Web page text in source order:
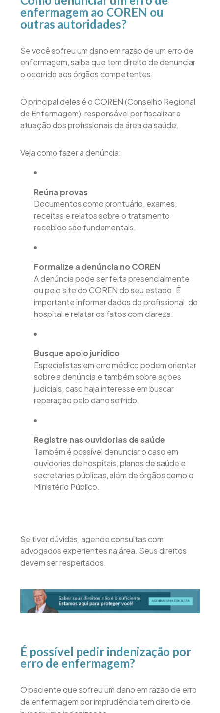
enfermagem ao COREN ou
outras autoridades?
Se você sofreu um dano em razão de um erro de
enfermagem, saiba que tem direito de denunciar
o ocorrido aos órgãos competentes.
O principal deles é o COREN (Conselho Regional
de Enfermagem), responsável por fiscalizar a
atuação dos profissionais da área da saúde.
Veja como fazer a denúncia:
Reúna provas
Documentos como prontuário, exames,
receitas e relatos sobre o tratamento
recebido são fundamentais.
Formalize a denúncia no COREN
A denúncia pode ser feita presencialmente
ou pelo site do COREN do seu estado. É
importante informar dados do profissional, do
hospital e relatar os fatos com clareza.
Busque apoio jurídico
Especialistas em erro médico podem orientar
sobre a denúncia e também sobre ações
judiciais, caso haja interesse em buscar
reparação pelo dano sofrido.
Registre nas ouvidorias de saúde
Também é possível denunciar o caso em
ouvidorias de hospitais, planos de saúde e
secretarias públicas, além de órgãos como o
Ministério Público.
Se tiver dúvidas, agende consultas com
advogados experientes na área. Seus direitos
devem ser respeitados.
É possível pedir indenização por
erro de enfermagem?
O paciente que sofreu um dano em razão de erro
de enfermagem por imprudência tem direito de